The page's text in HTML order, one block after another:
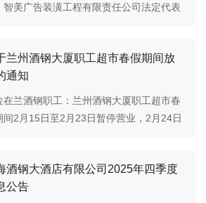
智美广告装潢工程有限责任公司法定代表
年04月20日)。公司经营范围：广告的设
兰州酒钢大厦职工超市春假期间放
通知
在兰酒钢职工：兰州酒钢大厦职工超市春
间2月15日至2月23日暂停营业，2月24日
。由此给您带来的购物不便，敬
解！
酒钢大酒店有限公司2025年四季度
公告